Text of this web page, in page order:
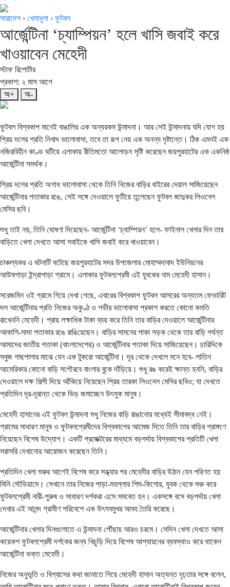
সারাদেশ› খেলাধুলা › ফুটবল
আর্জেন্টিনা ‘চ্যাম্পিয়ন’ হলে খাসি জবাই করে
খাওয়াবেন মেহেদী
স্টাফ রিপোর্টার
প্রকাশ: ২ মাস আগে
অ+
অ-
ফুটবল বিশ্বকাপ মানেই বাঙালির এক অন্যরকম উন্মাদনা। আর সেই উন্মাদনায় যদি যোগ হয়
প্রিয় দলের প্রতি নিখাদ ভালোবাসা, তবে তা রূপ নেয় এক অনন্য দৃষ্টান্তে। ঠিক এমনই এক
নজিরবিহীন কাণ্ড ঘটিয়ে এলাকায় রীতিমতো আলোড়ন সৃষ্টি করেছেন জয়পুরহাটের এক একনিষ্ঠ
আর্জেন্টিনা সমর্থক।
প্রিয় দলের প্রতি অগাধ ভালোবাসা থেকে তিনি নিজের বাড়ির বাইরের দেয়াল সাজিয়েছেন
আর্জেন্টিনার পতাকার রঙে, সেই সঙ্গে দেওয়ালে ফুটিয়ে তুলেছেন ফুটবল জাদুকর লিওনেল
মেসির ছবি।
শুধু তাই নয়, তিনি ঘোষণা দিয়েছেন- আর্জেন্টিনা ‘চ্যাম্পিয়ন’ হলে- ফাইনাল খেলার দিন তার
বাড়িতে খেলা দেখতে আসা সবাইকে খাসি জবাই করে খাওয়াবেন।
চাঞ্চল্যকর এ ঘটনাটি ঘটেছে জয়পুরহাটের সদর উপজেলার মোহাম্মদাবাদ ইউনিয়নের
আউষগাড়া ইন্দ্রাপাড়া গ্রামে। এলাকার ফুটবলপ্রেমী এই যুবকের নাম মেহেদী হাসান।
সরেজমিন ওই গ্রামে গিয়ে দেখা গেছে, এবারের বিশ্বকাপ ফুটবল আসরের অন্যতম ফেভারিট
দল আর্জেন্টিনার প্রতি নিজের অকুণ্ঠ ও গভীর ভালোবাসা প্রকাশ করতে কোনো কমতি
রাখেননি মেহেদী। প্রায় লক্ষাধিক টাকা ব্যয় করে তিনি তার বাড়ির দেওয়ালে আর্জেন্টিনার
আকাশি-সাদা পতাকার রঙে রাঙিয়েছেন। বাড়ির সামনের পাকা সড়ক থেকে তার বাড়ি পর্যন্ত
আমাদের জাতীয় পতাকা (বাংলাদেশের) ও আর্জেন্টিনার পতাকা দিয়ে সাজিয়েছেন। চারিদিকে
সবুজ গাছপালার মাঝে যেন এক টুকরো আর্জেন্টিনা। দূর থেকে দেখলে মনে হবে- লাতিন
আমেরিকার কোনো বাড়ি সগৌরবে বাংলার বুকে দাঁড়িয়ে। শুধু রঙ করেই ক্ষান্ত হননি, বাড়ির
দেওয়ালে দক্ষ শিল্পী দিয়ে আঁকিয়ে নিয়েছেন প্রিয় তারকা লিওনেল মেসির ছবিও; যা দেখতে
প্রতিদিন দূর-দূরান্ত থেকে ভিড় জমাচ্ছেন উৎসুক মানুষ।
মেহেদী হাসানের এই ফুটবল উন্মাদনা শুধু নিজের বাড়ি রাঙানোর মধ্যেই সীমাবদ্ধ নেই।
গ্রামের সাধারণ মানুষ ও ফুটবলপ্রেমীদের বিশ্বকাপের আমেজ দিতে তিনি তার বাড়ির প্রাঙ্গণে
নিয়েছেন বিশেষ উদ্যোগ। একটি প্রজেক্টরের মাধ্যমে বড়পর্দায় বিশ্বকাপের প্রতিটি খেলা
সরাসরি দেখানোর আয়োজন করেছেন তিনি।
প্রতিদিন খেলা শুরুর আগেই বিশেষ করে সন্ধ্যার পর মেহেদীর বাড়ির উঠান যেন পরিণত হয়
মিনি স্টেডিয়ামে। সেখানে তার নিজের পাড়া-মহল্লার শিশু-কিশোর, যুবক থেকে শুরু করে
ফুটবলপ্রেমী নারী-পুরুষ ও সাধারণ দর্শকরা এসে সমবেত হন। একসঙ্গে বসে বড়পর্দায় খেলা
দেখার এই আনন্দ গ্রামীণ পরিবেশে এক উৎসবমুখর আবহ তৈরি করেছে।
আর্জেন্টিনার খেলার দিনগুলোতে এ উন্মাদনা পৌঁছায় আরও চরমে। সেদিন খেলা দেখতে আসা
কয়েকশ ফুটবলপ্রেমী দর্শকের জন্য খিচুড়ি দিয়ে বিশেষ আপ্যায়নের ব্যবস্থাও করে থাকেন
আর্জেন্টিনা ভক্ত মেহেদী।
নিজের অনুভূতি ও বিশ্বাসের কথা জানাতে গিয়ে মেহেদী হাসান অত্যন্ত দৃঢ়তার সঙ্গে বলেন,